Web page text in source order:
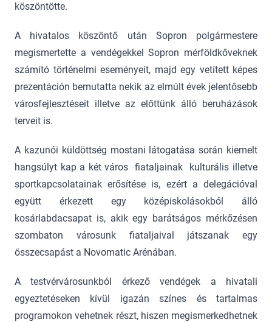
köszöntötte.
A hivatalos köszöntő után Sopron polgármestere
megismertette a vendégekkel Sopron mérföldkőveknek
számító történelmi eseményeit, majd egy vetített képes
prezentáción bemutatta nekik az elmúlt évek jelentősebb
városfejlesztéseit illetve az előttünk álló beruházások
terveit is.
A kazunói küldöttség mostani látogatása során kiemelt
hangsúlyt kap a két város fiataljainak kulturális illetve
sportkapcsolatainak erősítése is, ezért a delegációval
együtt érkezett egy középiskolásokból álló
kosárlabdacsapat is, akik egy barátságos mérkőzésen
szombaton városunk fiataljaival játszanak egy
összecsapást a Novomatic Arénában.
A testvérvárosunkból érkező vendégek a hivatali
egyeztetéseken kívül igazán színes és tartalmas
programokon vehetnek részt, hiszen megismerkedhetnek